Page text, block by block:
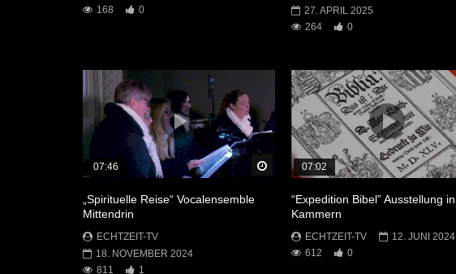
168
0
27. APRIL 2025
264
0
Später Ansehen
07:46
„Spirituelle Reise“ Vocalensemble
Mittendrin
ECHTZEIT-TV
18. NOVEMBER 2024
811
1
07:02
“Expedition Bibel” Ausstellung in
Kammern
ECHTZEIT-TV
12. JUNI 2024
612
0